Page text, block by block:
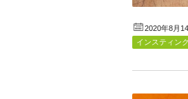
2020年8月
インスティン